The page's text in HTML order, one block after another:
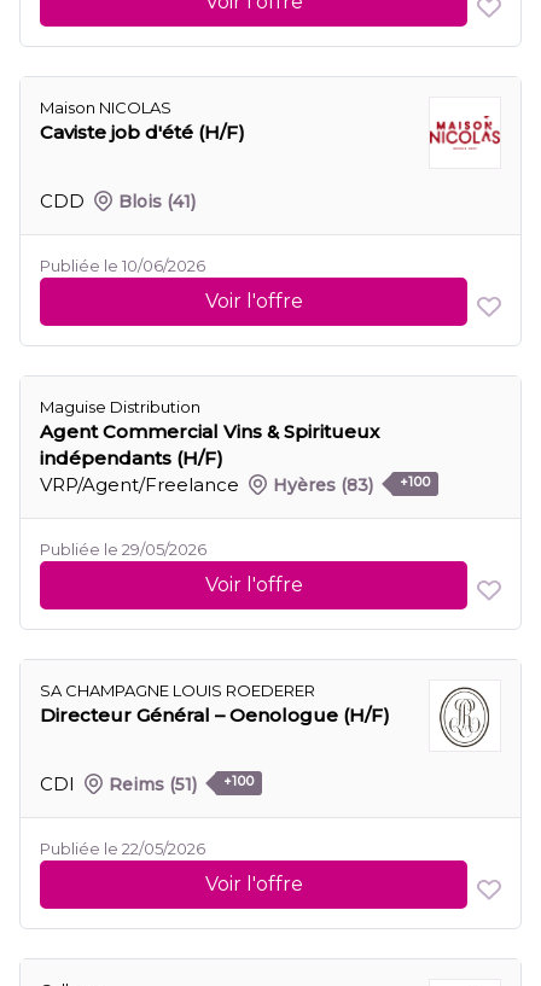
Maison NICOLAS
Caviste job d'été (H/F)
CDD Blois (41)
Publiée le 10/06/2026
Voir l'offre
Maguise Distribution
Agent Commercial Vins & Spiritueux
indépendants (H/F)
VRP/Agent/Freelance
Hyères (83) +100
Publiée le 29/05/2026
Voir l'offre
SA CHAMPAGNE LOUIS ROEDERER
Directeur Général – Oenologue (H/F)
CDI Reims (51) +100
Publiée le 22/05/2026
Voir l'offre